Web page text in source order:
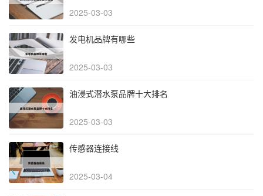
2025-03-03
发电机品牌有哪些
2025-03-03
油浸式潜水泵品牌十大排名
2025-03-03
传感器连接线
2025-03-04